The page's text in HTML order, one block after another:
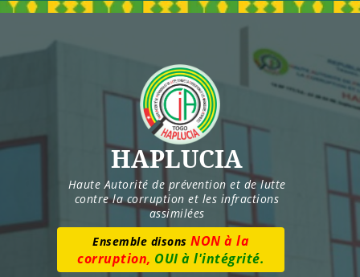
Skip
content
HAPLUCIA
Haute Autorité de prévention et de lutte
contre la corruption et les infractions
assimilées
Ensemble disonsNON à la
corruption, OUI à l'intégrité.